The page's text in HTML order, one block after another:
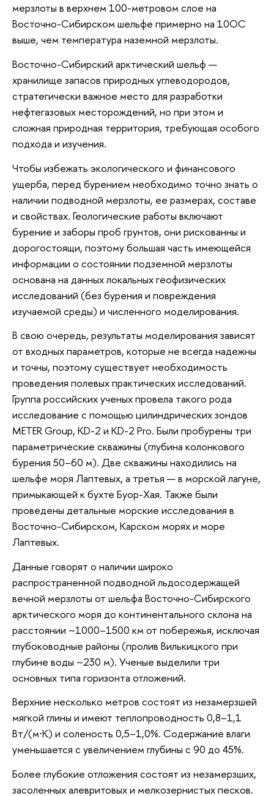
мерзлоты в верхнем 100-метровом слое на
Восточно-Сибирском шельфе примерно на 10ОС
выше, чем температура наземной мерзлоты.
Восточно-Сибирский арктический шельф —
хранилище запасов природных углеводородов,
стратегически важное место для разработки
нефтегазовых месторождений, но при этом и
сложная природная территория, требующая особого
подхода и изучения.
Чтобы избежать экологического и финансового
ущерба, перед бурением необходимо точно знать о
наличии подводной мерзлоты, ее размерах, составе
и свойствах. Геологические работы включают
бурение и заборы проб грунтов, они рискованны и
дорогостоящи, поэтому большая часть имеющейся
информации о состоянии подземной мерзлоты
основана на данных локальных геофизических
исследований (без бурения и повреждения
изучаемой среды) и численного моделирования.
В свою очередь, результаты моделирования зависят
от входных параметров, которые не всегда надежны
и точны, поэтому существует необходимость
проведения полевых практических исследований.
Группа российских ученых провела такого рода
исследование с помощью цилиндрических зондов
METER Group, KD-2 и KD-2 Pro. Были пробурены три
параметрические скважины (глубина колонкового
бурения 50–60 м). Две скважины находились на
шельфе моря Лаптевых, а третья — в морской лагуне,
примыкающей к бухте Буор-Хая. Также были
проведены детальные морские исследования в
Восточно-Сибирском, Карском морях и море
Лаптевых.
Данные говорят о наличии широко
распространенной подводной льдосодержащей
вечной мерзлоты от шельфа Восточно-Сибирского
арктического моря до континентального склона на
расстоянии ~1000–1500 км от побережья, исключая
глубоководные районы (пролив Вилькицкого при
глубине воды ~230 м). Ученые выделили три
основных типа горизонта отложений.
Верхние несколько метров состоят из незамерзшей
мягкой глины и имеют теплопроводность 0,8–1,1
Вт/(м⋅K) и соленость 0,5–1,0%. Содержание влаги
уменьшается с увеличением глубины с 90 до 45%.
Более глубокие отложения состоят из незамерзших,
засоленных алевритовых и мелкозернистых песков.